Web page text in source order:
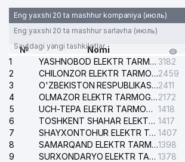
Eng yaxshi 20 ta mashhur kompaniya (июль)
Eng yaxshi 20 ta mashhur sarlavha (июль)
Saytdagi yangi tashkilotlar
№
Nomi
1
YASHNOBOD ELEKTR TARMOG'I NOSOZLIKLARI XIZMATI 3182
2
CHILONZOR ELEKTR TARMOG'I NOSOZLIK XIZMATI2459
3
O'ZBEKISTON RESPUBLIKASI BOSH PROKURATURASI ISHONCH TELEFONI2411
4
OLMAZOR ELEKTR TARMOG'I NOSOZLIKLARI XIZMATI2172
5
UCH-TEPA ELEKTR TARMOG'I NOSOZLIKLARI XIZMATI 1418
6
TOSHKENT SHAHAR ELEKTR TARMOQLARI KORXONASI AJ 1417
7
SHAYXONTOHUR ELEKTR TARMOG'I NOSOZLIKLARINI TUZATISH XIZMATI 1407
8
SAMARQAND ELEKTR TARMOQLARI AJ1398
9
SURXONDARYO ELEKTR TARMOQLARI AJ 1378